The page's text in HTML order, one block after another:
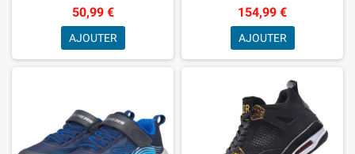
50,99 €
AJOUTER
154,99 €
AJOUTER